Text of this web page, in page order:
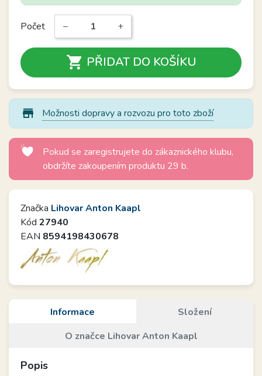
Počet − +
 PŘIDAT DO KOŠÍKU
store_mall_directory Možnosti dopravy a rozvozu pro toto zboží
Pokud se zaregistrujete do zákaznického klubu,
obdržíte zakoupením produktu 29 b.
Značka Lihovar Anton Kaapl
Kód 27940
EAN 8594198430678
Informace
Složení
O značce Lihovar Anton Kaapl
Popis